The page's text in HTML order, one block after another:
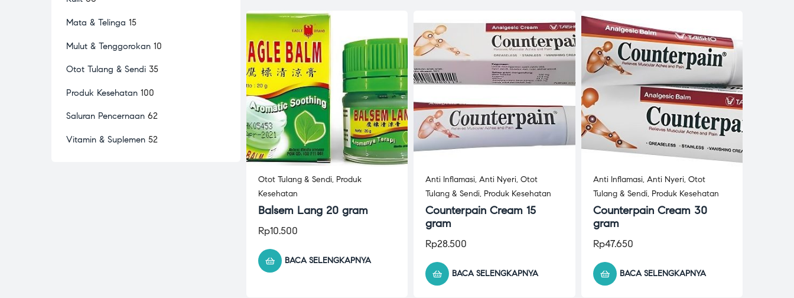
Otot Tulang & Sendi, Produk
Kesehatan
Balsem Lang 20 gram
Rp10.500
BACA SELENGKAPNYA
Anti Inflamasi,Anti Nyeri,Otot
Tulang & Sendi, Produk Kesehatan
Counterpain Cream 15
gram
Rp28.500
BACA SELENGKAPNYA
Anti Inflamasi, Anti Nyeri, Otot
Tulang & Sendi, Produk Kesehatan
Counterpain Cream 30
gram
Rp47.650
BACA SELENGKAPNYA
Mata & Telinga 15
Mulut & Tenggorokan 10
Otot Tulang & Sendi 35
Produk Kesehatan 100
Saluran Pencernaan 62
Vitamin & Suplemen 52